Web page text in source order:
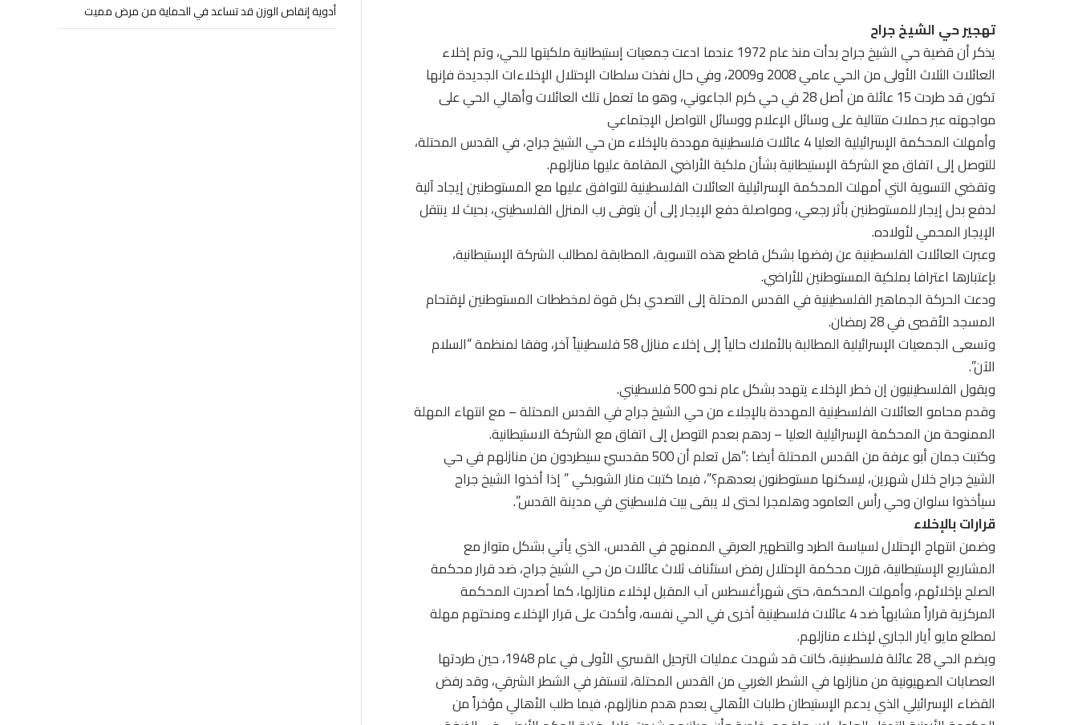
تهجير حي الشيخ جراح
يذكر أن قضية حي الشيخ جراح بدأت منذ عام 1972 عندما ادعت جمعيات إستيطانية ملكيتها للحي، وتم إخلاء
العائلات الثلاث الأولى من الحي عامي 2008 و2009، وفي حال نفذت سلطات الإحتلال الإخلاءات الجديدة فإنها
تكون قد طردت 15 عائلة من أصل 28 في حي كرم الجاعوني، وهو ما تعمل تلك العائلات وأهالي الحي على
مواجهته عبر حملات متتالية على وسائل الإعلام ووسائل التواصل الإجتماعي
وأمهلت المحكمة الإسرائيلية العليا 4 عائلات فلسطينية مهددة بالإخلاء من حي الشيخ جراح، في القدس المحتلة،
للتوصل إلى اتفاق مع الشركة الإستيطانية بشأن ملكية الأراضي المقامة عليها منازلهم.
وتقضي التسوية التي أمهلت المحكمة الإسرائيلية العائلات الفلسطينية للتوافق عليها مع المستوطنين إيجاد آلية
لدفع بدل إيجار للمستوطنين بأثر رجعي، ومواصلة دفع الإيجار إلى أن يتوفى رب المنزل الفلسطيني، بحيث لا ينتقل
الإيجار المحمي لأولاده.
وعبرت العائلات الفلسطينية عن رفضها بشكل قاطع هذه التسوية، المطابقة لمطالب الشركة الإستيطانية،
بإعتبارها اعترافا بملكية المستوطنين للأراضي.
ودعت الحركة الجماهير الفلسطينية في القدس المحتلة إلى التصدي بكل قوة لمخططات المستوطنين لإقتحام
المسجد الأقصى في 28 رمضان.
وتسعى الجمعيات الإسرائيلية المطالبة بالأملاك حالياً إلى إخلاء منازل 58 فلسطينياً آخر، وفقا لمنظمة “السلام
الآن”.
ويقول الفلسطينيون إن خطر الإخلاء يتهدد بشكل عام نحو 500 فلسطيني.
وقدم محامو العائلات الفلسطينية المهددة بالإجلاء من حي الشيخ جراح في القدس المحتلة – مع انتهاء المهلة
الممنوحة من المحكمة الإسرائيلية العليا – ردهم بعدم التوصل إلى اتفاق مع الشركة الاستيطانية.
وكتبت جمان أبو عرفة من القدس المحتلة أيضا :”هل تعلم أن 500 مقدسيّ سيطردون من منازلهم في حي
الشيخ جراح خلال شهرين، ليسكنها مستوطنون بعدهم؟”، فيما كتبت منار الشوبكي ” إذا أخذوا الشيخ جراح
سيأخذوا سلوان وحي رأس العامود وهلمجرا لحتى لا يبقى بيت فلسطيني في مدينة القدس”.
قرارات بالإخلاء
وضمن انتهاج الإحتلال لسياسة الطرد والتطهير العرقي الممنهج في القدس، الذي يأتي بشكل متواز مع
المشاريع الإستيطانية، قررت محكمة الإحتلال رفض استئناف ثلاث عائلات من حي الشيخ جراح، ضد قرار محكمة
الصلح بإخلائهم، وأمهلت المحكمة، حتى شهرأغسطس آب المقبل لإخلاء منازلها، كما أصدرت المحكمة
المركزية قراراً مشابهاً ضد 4 عائلات فلسطينية أخرى في الحي نفسه، وأكدت على قرار الإخلاء ومنحتهم مهلة
لمطلع مايو أيار الجاري لإخلاء منازلهم.
ويضم الحي 28 عائلة فلسطينية، كانت قد شهدت عمليات الترحيل القسري الأولى في عام 1948، حين طردتها
العصابات الصهيونية من منازلها في الشطر الغربي من القدس المحتلة، لتستقر في الشطر الشرقي، وقد رفض
القضاء الإسرائيلي الذي يدعم الإستيطان طلبات الأهالي بعدم هدم منازلهم، فيما طلب الأهالي مؤخراً من
أدوية إنقاص الوزن قد تساعد في الحماية من مرض مميت